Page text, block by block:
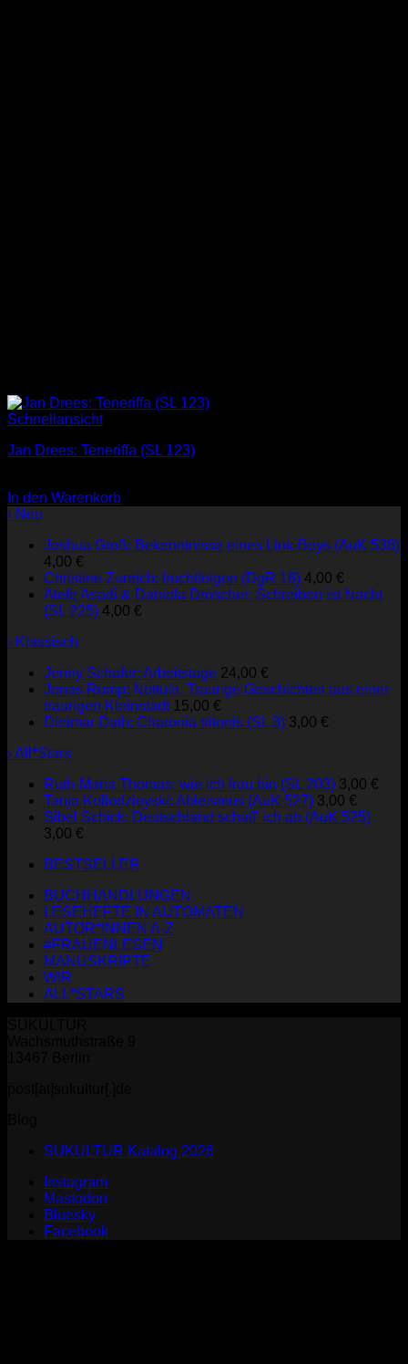
Schnellansicht
Jan Drees: Teneriffa (SL 123)
In den Warenkorb
› Neu
Joshua Groß: Bekenntnisse eines Link-Boys (AuK 538)
4,00 €
Christine Zureich: fruchtfolgen (DgR 18) 4,00 €
Atefe Asadi & Daniela Dröscher: Schreiben ist Nacht
(SL 225) 4,00 €
› Klassisch
Jenny Schäfer: Arbeitstage 24,00 €
Jonas Rump: Nottuln. Traurige Geschichten aus einer
traurigen Kleinstadt 15,00 €
Dietmar Dath: Charonia tritonis (SL 3) 3,00 €
› All*Stars
Ruth-Maria Thomas: wie ich frau bin (SL 203) 3,00 €
Tanja Kollodzieyski: Ableismus (AuK 527) 3,00 €
Sibel Schick: Deutschland schaff' ich ab (AuK 525)
3,00 €
BESTSELLER
BUCHHANDLUNGEN
LESEHEFTE IN AUTOMATEN
AUTOR*INNEN A-Z
#FRAUENLESEN
MANUSKRIPTE
WIR
ALL*STARS
SUKULTUR Katalog 2026
Instagram
Mastodon
Bluesky
Facebook